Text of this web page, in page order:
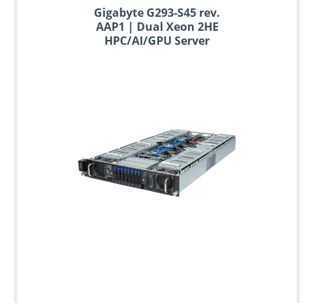
Gigabyte G293-S45 rev.
AAP1 | Dual Xeon 2HE
HPC/AI/GPU Server